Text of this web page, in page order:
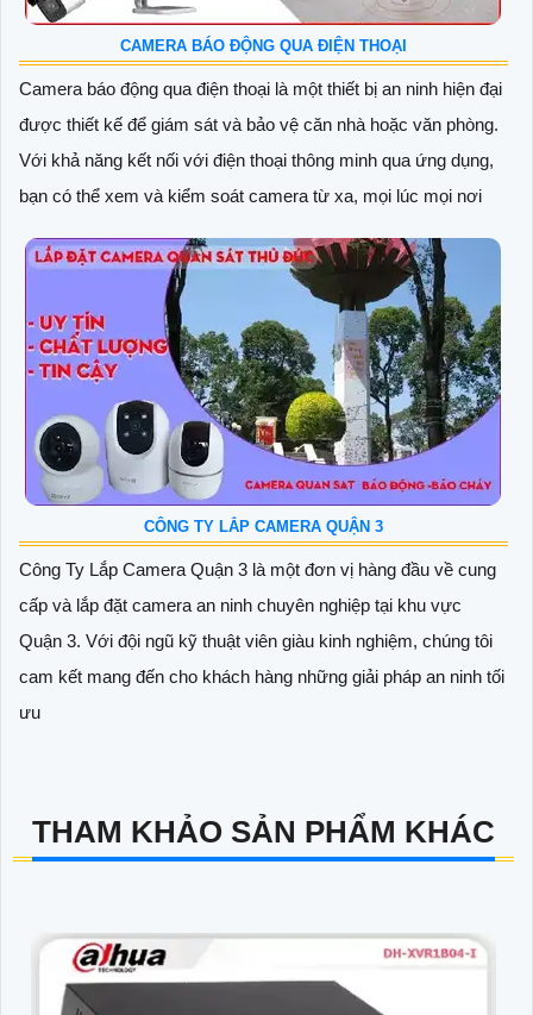
CAMERA BÁO ĐỘNG QUA ĐIỆN THOẠI
Camera báo động qua điện thoại là một thiết bị an ninh hiện đại
được thiết kế để giám sát và bảo vệ căn nhà hoặc văn phòng.
Với khả năng kết nối với điện thoại thông minh qua ứng dụng,
bạn có thể xem và kiểm soát camera từ xa, mọi lúc mọi nơi
CÔNG TY LẮP CAMERA QUẬN 3
Công Ty Lắp Camera Quận 3 là một đơn vị hàng đầu về cung
cấp và lắp đặt camera an ninh chuyên nghiệp tại khu vực
Quận 3. Với đội ngũ kỹ thuật viên giàu kinh nghiệm, chúng tôi
cam kết mang đến cho khách hàng những giải pháp an ninh tối
ưu
THAM KHẢO SẢN PHẨM KHÁC